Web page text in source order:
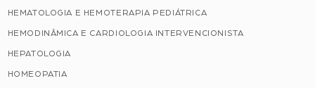
HEMATOLOGIA E HEMOTERAPIA PEDIÁTRICA
HEMODINÂMICA E CARDIOLOGIA INTERVENCIONISTA
HEPATOLOGIA
HOMEOPATIA